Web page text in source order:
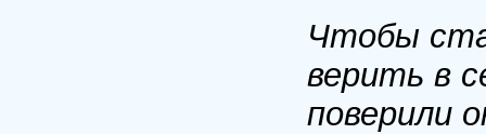
Чтобы
верить в
поверили